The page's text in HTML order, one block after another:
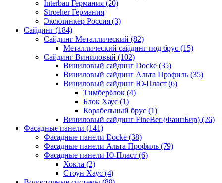
Interbau Германия (20)
Stroeher Германия
Экоклинкер Россия (3)
Сайдинг (184)
Сайдинг Металлический (82)
Металлический сайдинг под брус (15)
Сайдинг Виниловый (102)
Виниловый сайдинг Docke (35)
Виниловый сайдинг Альта Профиль (35)
Виниловый сайдинг Ю-Пласт (6)
Тимберблок (4)
Блок Хаус (1)
Корабельный брус (1)
Виниловый сайдинг FineBer (ФаинБир) (26)
Фасадные панели (141)
Фасадные панели Docke (38)
Фасадные панели Альта Профиль (79)
Фасадные панели Ю-Пласт (6)
Хокла (2)
Стоун Хаус (4)